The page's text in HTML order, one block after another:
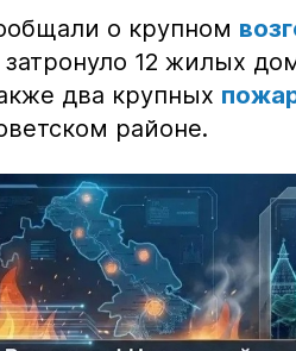
о крупном
12 жилых
два крупных
районе.